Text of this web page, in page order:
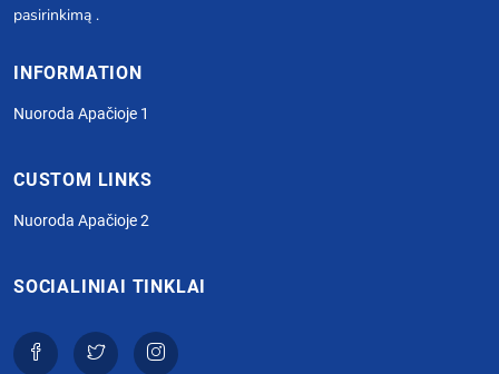
pasirinkimą .
INFORMATION
Nuoroda Apačioje 1
CUSTOM LINKS
Nuoroda Apačioje 2
SOCIALINIAI TINKLAI